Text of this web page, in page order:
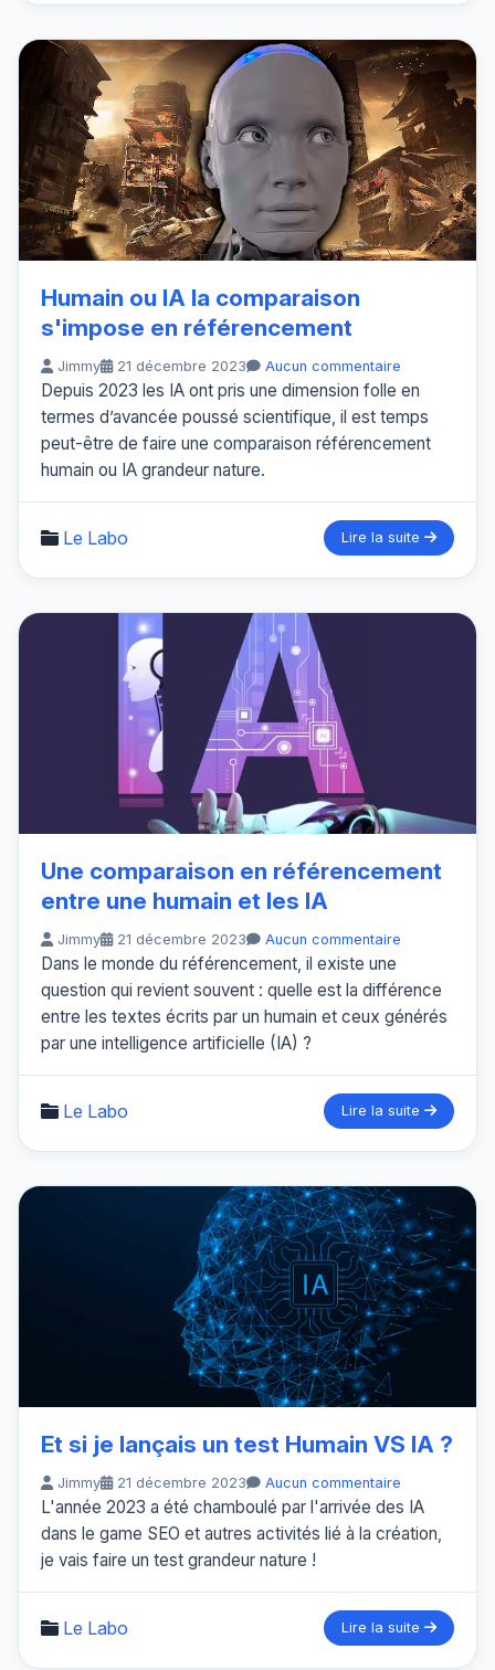
Humain ou IA la comparaison
s'impose en référencement
Jimmy 21 décembre 2023 Aucun commentaire
Depuis 2023 les IA ont pris une dimension folle en
termes d’avancée poussé scientifique, il est temps
peut-être de faire une comparaison référencement
humain ou IA grandeur nature.
Le Labo Lire la suite
Une comparaison en référencement
entre une humain et les IA
Jimmy 21 décembre 2023 Aucun commentaire
Dans le monde du référencement, il existe une
question qui revient souvent : quelle est la différence
entre les textes écrits par un humain et ceux générés
par une intelligence artificielle (IA) ?
Le Labo Lire la suite
Et si je lançais un test Humain VS IA ?
Jimmy 21 décembre 2023 Aucun commentaire
L'année 2023 a été chamboulé par l'arrivée des IA
dans le game SEO et autres activités lié à la création,
je vais faire un test grandeur nature !
Le Labo Lire la suite